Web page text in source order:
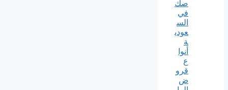
صك
في
الس
عودي
ة
أنوا
ع
قرو
ض